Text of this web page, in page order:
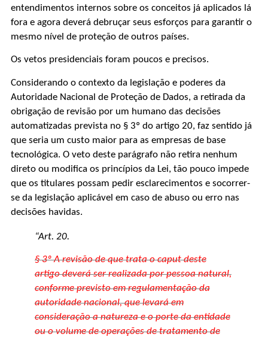
entendimentos internos sobre os conceitos já aplicados lá
fora e agora deverá debruçar seus esforços para garantir o
mesmo nível de proteção de outros países.
Os vetos presidenciais foram poucos e precisos.
Considerando o contexto da legislação e poderes da
Autoridade Nacional de Proteção de Dados, a retirada da
obrigação de revisão por um humano das decisões
automatizadas prevista no § 3º do artigo 20, faz sentido já
que seria um custo maior para as empresas de base
tecnológica. O veto deste parágrafo não retira nenhum
direto ou modifica os princípios da Lei, tão pouco impede
que os titulares possam pedir esclarecimentos e socorrer-
se da legislação aplicável em caso de abuso ou erro nas
decisões havidas.
“Art. 20.
§ 3º A revisão de que trata o caput deste
artigo deverá ser realizada por pessoa natural,
conforme previsto em regulamentação da
autoridade nacional, que levará em
consideração a natureza e o porte da entidade
ou o volume de operações de tratamento de